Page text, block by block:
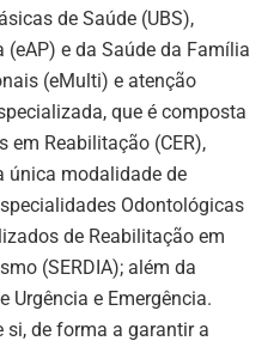
de Saúde (UBS),
e da Saúde da Família
(eMulti) e atenção
que é composta
em Reabilitação (CER),
única modalidade de
Odontológicas
de Reabilitação em
(SERDIA); além da
Urgência e Emergência.
si, de forma a garantir a